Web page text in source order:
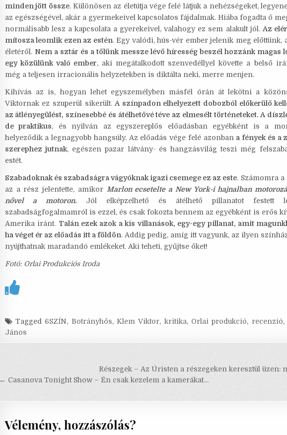
minden jött össze. Különösen az életútja vége felé látjuk a nehézségeket,
az egészségével, akár a gyermekeivel kapcsolatos fájdalmak. Hiába fogadta ő
normálisabb lesz a kapcsolata a gyerekeivel, valahogy ez sem alakult jól. Az
mítosza leomlik ezen az estén. Egy valódi, hús-vér ember jelenik meg előttünk,
életéről. Nem a sztár és a tőlünk messze lévő híresség beszél hozzánk magas
egy közülünk való ember, aki megátalkodott szenvedéllyel követte a belső
még a teljesen irracionális helyzetekben is diktálta neki, merre menjen.
Kihívás az is, hogyan lehet egyszemélyben másfél órán át lekötni a
Viktornak ez szuperül sikerült. A színpadon elhelyezett dobozból előkerülő
az átlényegülést, színesebbé és átélhetővé téve az elmesélt történeteket. A
de praktikus, és nyilván az egyszereplős előadásban egyébként is a
helyeződik a legnagyobb hangsúly. Az előadás vége felé azonban a fények és a
szerephez jutnak, egészen pazar látvány- és hangzásvilág teszi még
estét.
Szabadoknak és szabadságra vágyóknak igazi csemege ez az este. Számomra
az a rész jelentette, amikor Marlon ecsetelte a New York-i hajnalban
nővel a motoron.Jól elképzelhető és átélhető pillanatot festett
szabadságfogalmamról is ezzel, és csak fokozta bennem az egyébként is erős
Amerika iránt. Talán ezek azok a kis villanások, egy-egy pillanat, amit
ha véget ér az előadás itt a földön. Addig pedig, amíg itt vagyunk, az ilyen
nyújthatnak maradandó emlékeket. Aki teheti, gyűjtse őket!
Fotó: Orlai Produkciós Iroda
Tagged 6SZÍN, Botrányhős, Klem Viktor, kritika, Orlai produkció, recenzió,
János
navigáció
Részegek – Az Úristen a részegeken keresztül üzen:
← Casanova Tonight Show – Én csak kezelem a kamerákat…
Vélemény, hozzászólás?